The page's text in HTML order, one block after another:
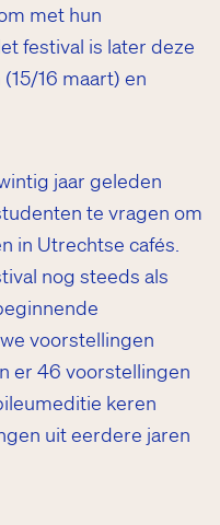
met hun
festival is later deze
16 maart) en
jaar geleden
te vragen om
in Utrechtse cafés.
nog steeds als
voorstellingen
er 46 voorstellingen
keren
uit eerdere jaren